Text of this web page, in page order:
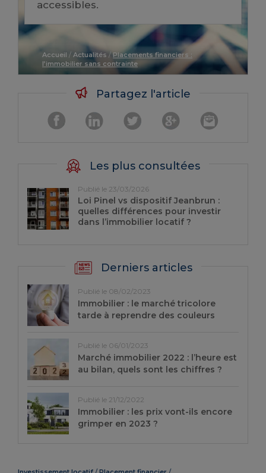
accessibles.
Accueil / Actualités /Placements financiers :
l’immobilier sans contrainte
Partagez l'article
Les plus consultées
Publié le 23/03/2026
Loi Pinel vs dispositif Jeanbrun :
quelles différences pour investir
dans l’immobilier locatif ?
Derniers articles
Publié le 08/02/2023
Immobilier : le marché tricolore
tarde à reprendre des couleurs
Publié le 06/01/2023
Marché immobilier 2022 : l’heure est
au bilan, quels sont les chiffres ?
Publié le 21/12/2022
Immobilier : les prix vont-ils encore
grimper en 2023 ?